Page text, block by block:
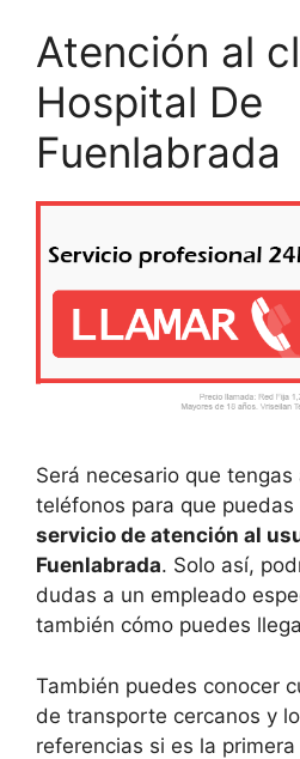
Atención al
Hospital De
Fuenlabrada
Será necesario que
teléfonos para que
servicio de atención al
Fuenlabrada. Solo así,
dudas a un empleado
también cómo puedes
También puedes conocer
de transporte cercanos y
referencias si es la